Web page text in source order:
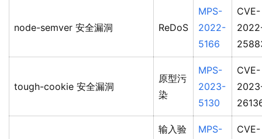
node-semver 安全漏洞 ReDoS
MPS-
2022-
5166
CVE-
tough-cookie 安全漏洞
原型污
染
MPS-
2023-
5130
CVE-
输入验
MPS-
CVE-